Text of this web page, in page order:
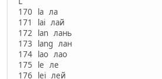
170 la ла
171 lai лай
172 lan лань
173 lang лан
174 lao лао
175 le ле
176 lei лей